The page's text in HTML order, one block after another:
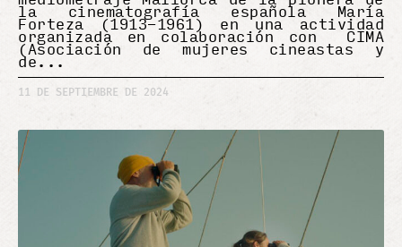
la cinematografía española María
Forteza (1913-1961) en una actividad
organizada en colaboración con CIMA
(Asociación de mujeres cineastas y
de
11 DE SEPTIEMBRE DE 2024